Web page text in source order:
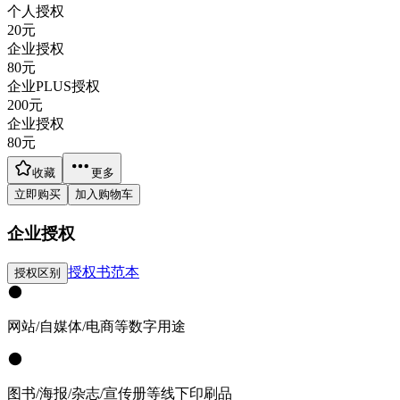
个人授权
20元
企业授权
80元
企业PLUS授权
200元
企业授权
80元
收藏
更多
立即购买
加入购物车
企业授权
授权区别 授权书范本
网站/自媒体/电商等数字用途
图书/海报/杂志/宣传册等线下印刷品